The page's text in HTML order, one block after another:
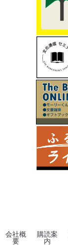
会社概
要
購読案
内